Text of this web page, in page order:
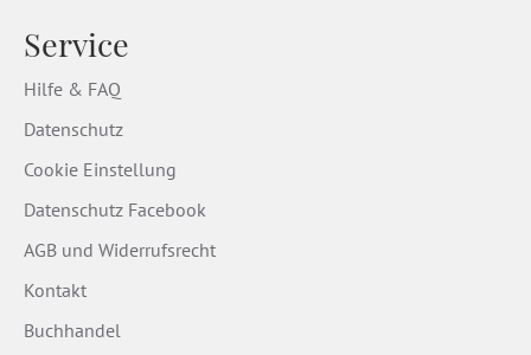
Service
Hilfe & FAQ
Datenschutz
Cookie Einstellung
Datenschutz Facebook
AGB und Widerrufsrecht
Kontakt
Buchhandel